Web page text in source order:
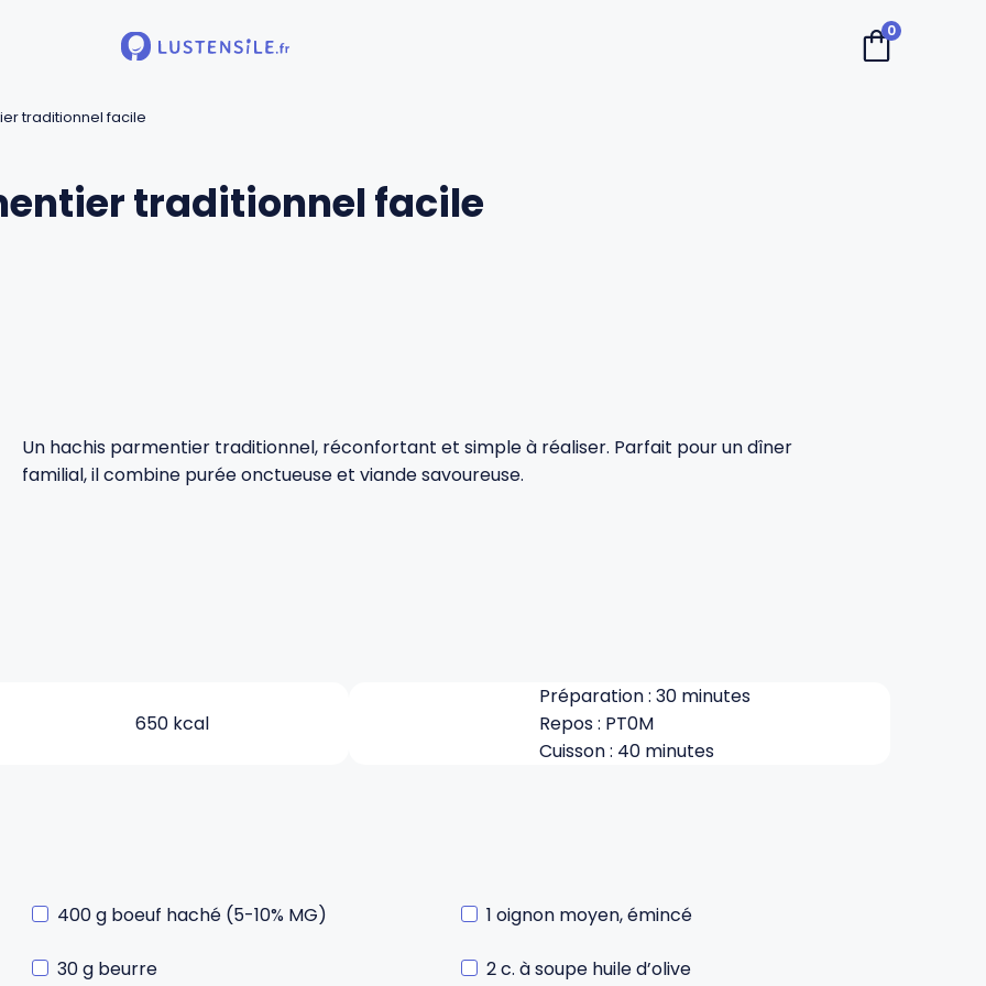
0
traditionnel facile
traditionnel facile
Un hachis parmentier traditionnel, réconfortant et simple à réaliser. Parfait pour un dîner
familial, il combine purée onctueuse et viande savoureuse.
650 kcal
Préparation : 30 minutes
Repos : PT0M
Cuisson : 40 minutes
400 g boeuf haché (5-10% MG) 1 oignon moyen, émincé
30 g beurre 2 c. à soupe huile d’olive